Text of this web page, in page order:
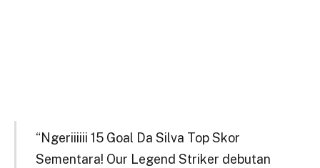
“Ngeriiiiii 15 Goal Da Silva Top Skor
Sementara! Our Legend Striker debutan